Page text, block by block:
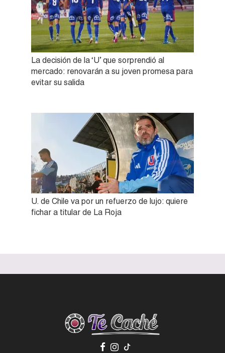
La decisión de la ‘U’ que sorprendió al
mercado: renovarán a su joven promesa para
evitar su salida
U. de Chile va por un refuerzo de lujo: quiere
fichar a titular de La Roja